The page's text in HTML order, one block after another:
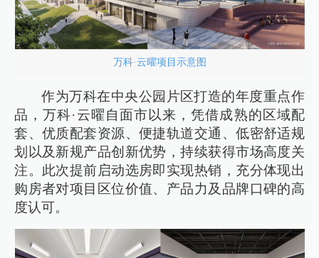
万科·云曜项目示意图
作为万科在中央公园片区打造的年度重点作
品，万科·云曜自面市以来，凭借成熟的区域配
套、优质配套资源、便捷轨道交通、低密舒适规
划以及新规产品创新优势，持续获得市场高度关
注。此次提前启动选房即实现热销，充分体现出
购房者对项目区位价值、产品力及品牌口碑的高
度认可。